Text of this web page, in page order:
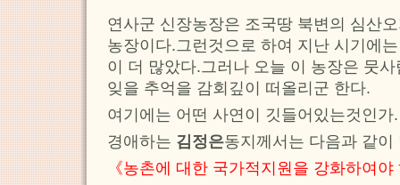
연사군 신장농장은 조국땅 북변의 심산
농장이다.그런것으로 하여 지난 시기에
이 더 많았다.그러나 오늘 이 농장은 뭇
잊을 추억을 감회깊이 떠올리군 한다.
여기에는 어떤 사연이 깃들어있는것인가.
경애하는 김정은동지께서는 다음과 같이
《농촌에 대한 국가적지원을 강화하여